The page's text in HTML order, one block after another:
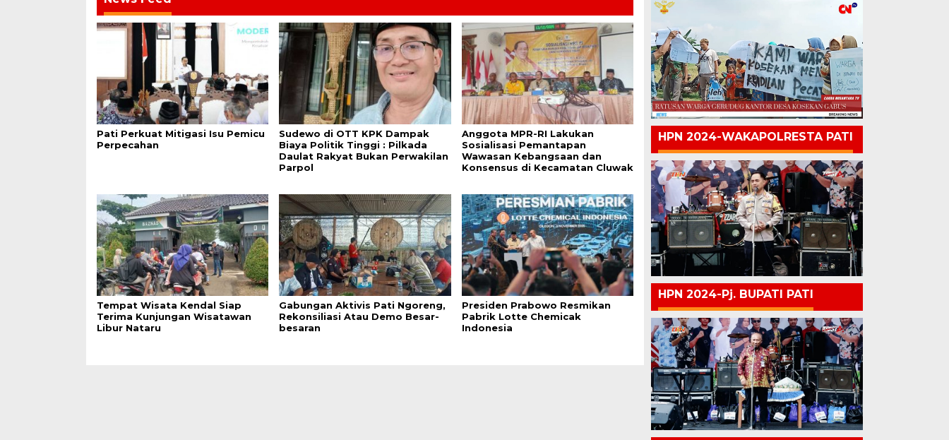
Pati Perkuat Mitigasi Isu Pemicu
Perpecahan
Sudewo di OTT KPK Dampak
Biaya Politik Tinggi : Pilkada
Daulat Rakyat Bukan Perwakilan
Parpol
Anggota MPR-RI Lakukan
Sosialisasi Pemantapan
Wawasan Kebangsaan dan
Konsensus di Kecamatan Cluwak
Tempat Wisata Kendal Siap
Terima Kunjungan Wisatawan
Libur Nataru
Gabungan Aktivis Pati Ngoreng,
Rekonsiliasi Atau Demo Besar-
besaran
Presiden Prabowo Resmikan
Pabrik Lotte Chemicak
Indonesia
HPN 2024-WAKAPOLRESTA PATI
HPN 2024-Pj. BUPATI PATI